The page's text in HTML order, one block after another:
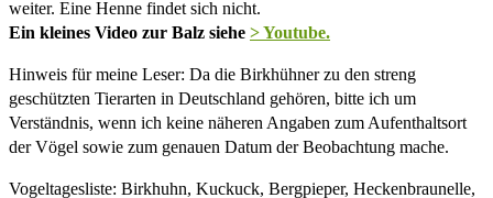
weiter. Eine Henne findet sich nicht.
Ein kleines Video zur Balz siehe > Youtube.
Hinweis für meine Leser: Da die Birkhühner zu den streng
geschützten Tierarten in Deutschland gehören, bitte ich um
Verständnis, wenn ich keine näheren Angaben zum Aufenthaltsort
der Vögel sowie zum genauen Datum der Beobachtung mache.
Vogeltagesliste: Birkhuhn, Kuckuck, Bergpieper, Heckenbraunelle,